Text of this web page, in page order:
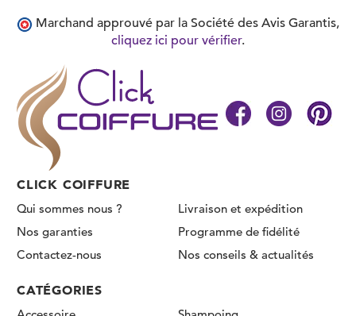
CLICK COIFFURE
Qui sommes nous ?
Livraison et expédition
Nos garanties
Programme de fidélité
Contactez-nous
Nos conseils & actualités
CATÉGORIES
Marchand approuvé par la Société des Avis Garantis,
cliquez ici pour vérifier.